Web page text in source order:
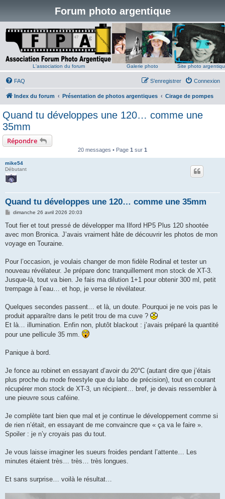
Forum photo argentique
L'association du forum Galerie photo Site photo
FAQ Connexion
S’enregistrer
Index du forum Présentation de photos argentiques Cirage de pompes
Quand tu développes une 120… comme une
35mm
Répondre
20 messages • Page 1 sur 1
mike54
Débutant
Quand tu développes une 120… comme une 35mm
M
s
a
g
e
dimanche 26 avril 2026 20:03
Tout fier et tout pressé de développer ma Ilford HP5 Plus 120 shootée
avec mon Bronica. J’avais vraiment hâte de découvrir les photos de mon
voyage en Touraine.
Pour l’occasion, je voulais changer de mon fidèle Rodinal et tester un
nouveau révélateur. Je prépare donc tranquillement mon stock de XT-3.
Jusque-là, tout va bien. Je fais ma dilution 1+1 pour obtenir 300 ml, petit
trempage à l’eau… et hop, je verse le révélateur.
Quelques secondes passent… et là, un doute. Pourquoi je ne vois pas le
produit apparaître dans le petit trou de ma cuve ?
Et là… illumination. Enfin non, plutôt blackout : j’avais préparé la quantité
pour une pellicule 35 mm.
Panique à bord.
Je fonce au robinet en essayant d’avoir du 20°C (autant dire que j’étais
plus proche du mode freestyle que du labo de précision), tout en courant
récupérer mon stock de XT-3, un récipient… bref, je devais ressembler à
une pieuvre sous caféine.
Je complète tant bien que mal et je continue le développement comme si
de rien n’était, en essayant de me convaincre que « ça va le faire ».
Spoiler : je n’y croyais pas du tout.
Je vous laisse imaginer les sueurs froides pendant l’attente… Les
minutes étaient très… très… très longues.
Et sans surprise… voilà le résultat…